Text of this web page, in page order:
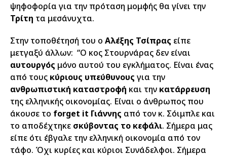
ψηφοφορία για την πρόταση μομφής θα γίνει την
Τρίτη τα μεσάνυχτα.
Στην τοποθέτησή του ο Αλέξης Τσίπρας είπε
μετγαξύ άλλων: “Ο κος Στουρνάρας δεν είναι
αυτουργός μόνο αυτού του εγκλήματος. Είναι ένας
από τους κύριους υπεύθυνους για την
ανθρωπιστική καταστροφή και την κατάρρευση
της ελληνικής οικονομίας. Είναι ο άνθρωπος που
άκουσε το forget it Γιάννης από τον κ. Σόιμπλε και
το αποδέχτηκε σκύβοντας το κεφάλι. Σήμερα μας
είπε ότι έβγαλε την ελληνική οικονομία από τον
τάφο. Όχι κυρίες και κύριοι Συνάδελφοι. Σήμερα